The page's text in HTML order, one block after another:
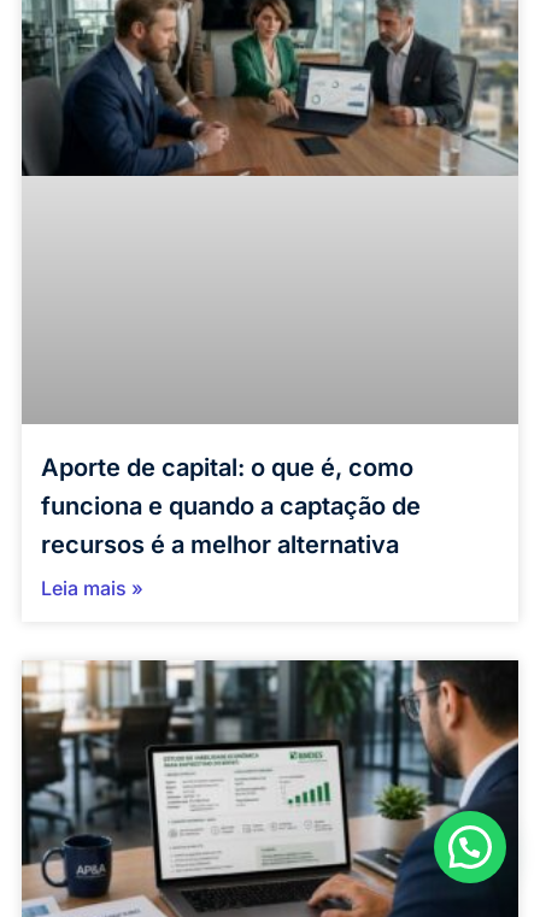
Aporte de capital: o que é, como
funciona e quando a captação de
recursos é a melhor alternativa
Leia mais »